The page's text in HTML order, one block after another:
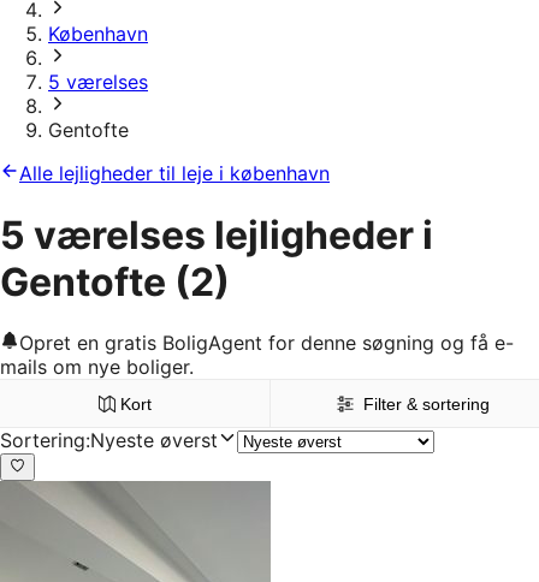
København
5 værelses
Gentofte
Alle lejligheder til leje i københavn
5 værelses lejligheder i
Gentofte (2)
Opret en gratis BoligAgent for denne søgning og få e-
mails om nye boliger.
Kort Filter & sortering
Sortering:Nyeste øverst